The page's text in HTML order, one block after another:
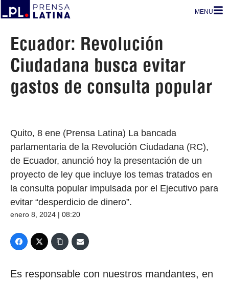
MENU
Ecuador: Revolución
Ciudadana busca evitar
gastos de consulta popular
Quito, 8 ene (Prensa Latina) La bancada
parlamentaria de la Revolución Ciudadana (RC),
de Ecuador, anunció hoy la presentación de un
proyecto de ley que incluye los temas tratados en
la consulta popular impulsada por el Ejecutivo para
evitar “desperdicio de dinero”.
enero 8, 2024 | 08:20
Es responsable con nuestros mandantes, en